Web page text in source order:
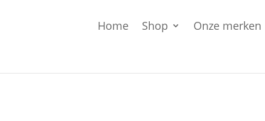
Home Shop Onze merken